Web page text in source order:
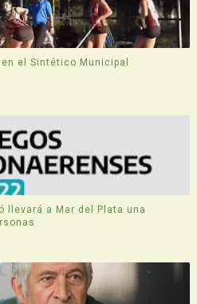
el Sintético Municipal
llevará a Mar del Plata una